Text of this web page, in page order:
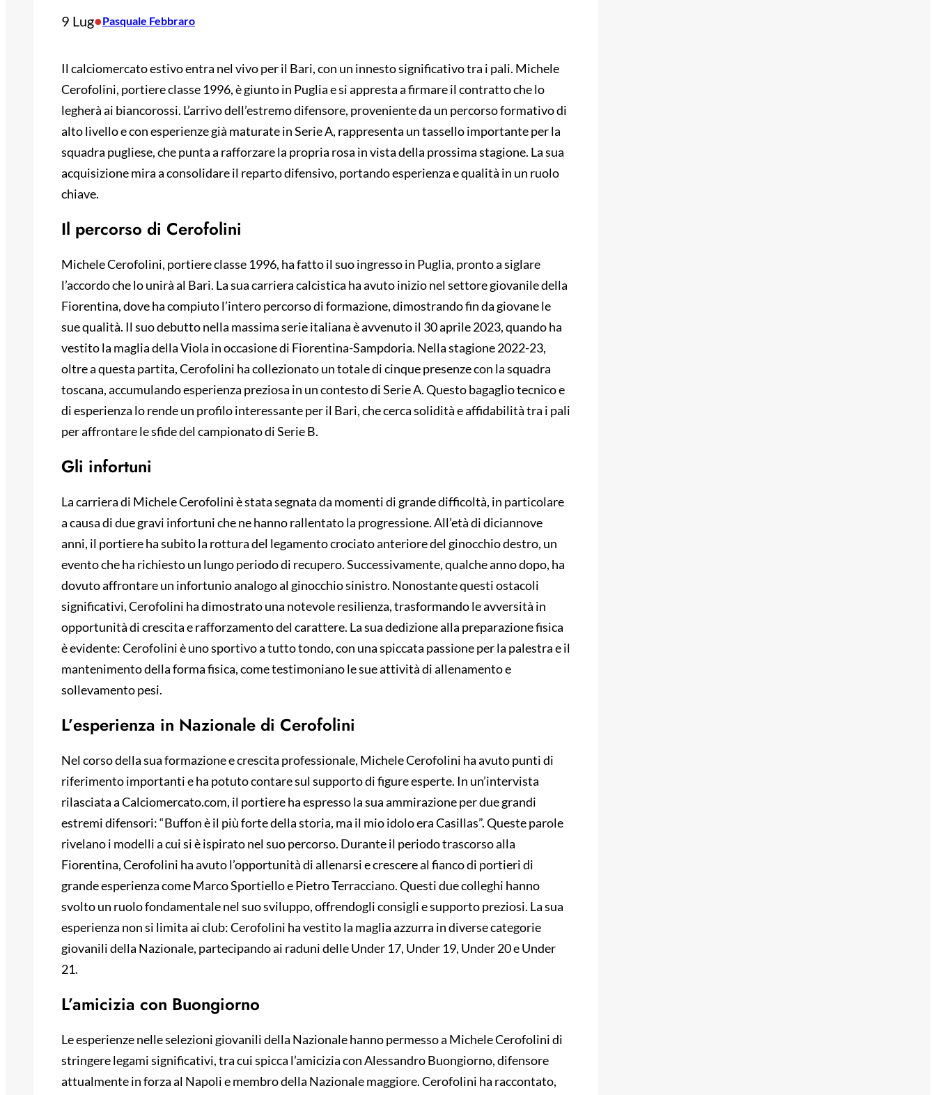
9 Lug•Pasquale Febbraro
Il calciomercato estivo entra nel vivo per il Bari, con un innesto significativo tra i pali. Michele
Cerofolini, portiere classe 1996, è giunto in Puglia e si appresta a firmare il contratto che lo
legherà ai biancorossi. L’arrivo dell’estremo difensore, proveniente da un percorso formativo di
alto livello e con esperienze già maturate in Serie A, rappresenta un tassello importante per la
squadra pugliese, che punta a rafforzare la propria rosa in vista della prossima stagione. La sua
acquisizione mira a consolidare il reparto difensivo, portando esperienza e qualità in un ruolo
chiave.
Il percorso di Cerofolini
Michele Cerofolini, portiere classe 1996, ha fatto il suo ingresso in Puglia, pronto a siglare
l’accordo che lo unirà al Bari. La sua carriera calcistica ha avuto inizio nel settore giovanile della
Fiorentina, dove ha compiuto l’intero percorso di formazione, dimostrando fin da giovane le
sue qualità. Il suo debutto nella massima serie italiana è avvenuto il 30 aprile 2023, quando ha
vestito la maglia della Viola in occasione di Fiorentina-Sampdoria. Nella stagione 2022-23,
oltre a questa partita, Cerofolini ha collezionato un totale di cinque presenze con la squadra
toscana, accumulando esperienza preziosa in un contesto di Serie A. Questo bagaglio tecnico e
di esperienza lo rende un profilo interessante per il Bari, che cerca solidità e affidabilità tra i pali
per affrontare le sfide del campionato di Serie B.
Gli infortuni
La carriera di Michele Cerofolini è stata segnata da momenti di grande difficoltà, in particolare
a causa di due gravi infortuni che ne hanno rallentato la progressione. All’età di diciannove
anni, il portiere ha subito la rottura del legamento crociato anteriore del ginocchio destro, un
evento che ha richiesto un lungo periodo di recupero. Successivamente, qualche anno dopo, ha
dovuto affrontare un infortunio analogo al ginocchio sinistro. Nonostante questi ostacoli
significativi, Cerofolini ha dimostrato una notevole resilienza, trasformando le avversità in
opportunità di crescita e rafforzamento del carattere. La sua dedizione alla preparazione fisica
è evidente: Cerofolini è uno sportivo a tutto tondo, con una spiccata passione per la palestra e il
mantenimento della forma fisica, come testimoniano le sue attività di allenamento e
sollevamento pesi.
L’esperienza in Nazionale di Cerofolini
Nel corso della sua formazione e crescita professionale, Michele Cerofolini ha avuto punti di
riferimento importanti e ha potuto contare sul supporto di figure esperte. In un’intervista
rilasciata a Calciomercato.com, il portiere ha espresso la sua ammirazione per due grandi
estremi difensori: “Buffon è il più forte della storia, ma il mio idolo era Casillas”. Queste parole
rivelano i modelli a cui si è ispirato nel suo percorso. Durante il periodo trascorso alla
Fiorentina, Cerofolini ha avuto l’opportunità di allenarsi e crescere al fianco di portieri di
grande esperienza come Marco Sportiello e Pietro Terracciano. Questi due colleghi hanno
svolto un ruolo fondamentale nel suo sviluppo, offrendogli consigli e supporto preziosi. La sua
esperienza non si limita ai club: Cerofolini ha vestito la maglia azzurra in diverse categorie
giovanili della Nazionale, partecipando ai raduni delle Under 17, Under 19, Under 20 e Under
21.
L’amicizia con Buongiorno
Le esperienze nelle selezioni giovanili della Nazionale hanno permesso a Michele Cerofolini di
stringere legami significativi, tra cui spicca l’amicizia con Alessandro Buongiorno, difensore
attualmente in forza al Napoli e membro della Nazionale maggiore. Cerofolini ha raccontato,